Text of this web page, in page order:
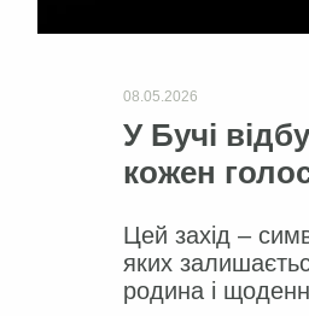
08.05.2026
У Бучі
кожен
Цей захід –
яких
родина і